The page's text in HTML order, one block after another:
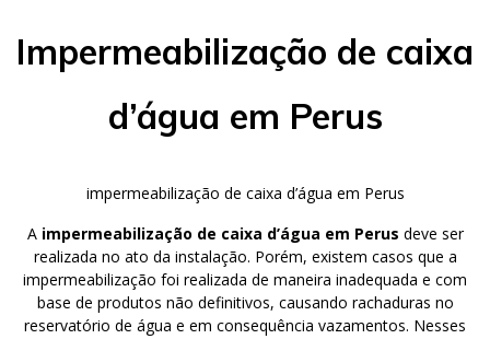
Impermeabilização de caixa
d’água em Perus
impermeabilização de caixa d’água em Perus
Aimpermeabilização de caixa d’água em Perus deve ser
realizada no ato da instalação. Porém, existem casos que a
impermeabilização foi realizada de maneira inadequada e com
base de produtos não definitivos, causando rachaduras no
reservatório de água e em consequência vazamentos. Nesses